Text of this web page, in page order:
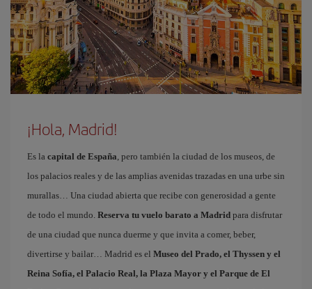
¡Hola, Madrid!
Es la capital de España, pero también la ciudad de los museos, de
los palacios reales y de las amplias avenidas trazadas en una urbe sin
murallas… Una ciudad abierta que recibe con generosidad a gente
de todo el mundo. Reserva tu vuelo barato a Madrid para disfrutar
de una ciudad que nunca duerme y que invita a comer, beber,
divertirse y bailar… Madrid es el Museo del Prado, el Thyssen y el
Reina Sofía, el Palacio Real, la Plaza Mayor y el Parque de El